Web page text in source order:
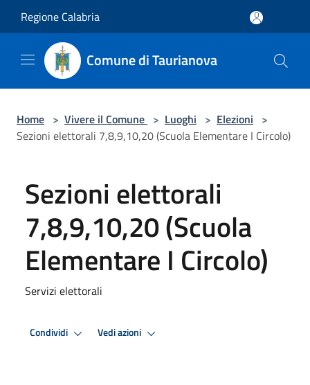
Regione Calabria
Comune di Taurianova
Home > Vivere il Comune > Luoghi > Elezioni >
Sezioni elettorali 7,8,9,10,20 (Scuola Elementare I Circolo)
Sezioni elettorali
7,8,9,10,20 (Scuola
Elementare I Circolo)
Servizi elettorali
Condividi Vedi azioni